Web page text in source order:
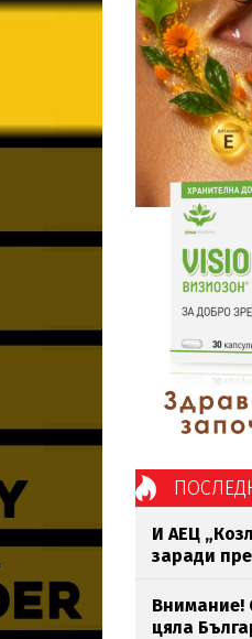
И АЕЦ
заради
Внимание!
цяла